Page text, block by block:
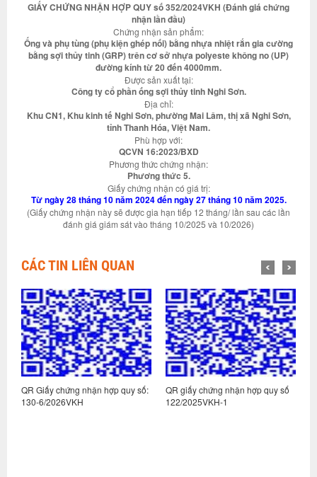
GIẤY CHỨNG NHẬN HỢP QUY số 352/2024VKH (Đánh giá chứng
nhận lần đầu)
Chứng nhận sản phẩm:
Ống và phụ tùng (phụ kiện ghép nối) bằng nhựa nhiệt rắn gia cường
bằng sợi thủy tinh (GRP) trên cơ sở nhựa polyeste không no (UP)
đường kính từ 20 đến 4000mm.
Được sản xuất tại:
Công ty cổ phần ống sợi thủy tinh Nghi Sơn.
Địa chỉ:
Khu CN1, Khu kinh tế Nghi Sơn, phường Mai Lâm, thị xã Nghi Sơn,
tỉnh Thanh Hóa, Việt Nam.
Phù hợp với:
QCVN 16:2023/BXD
Phương thức chứng nhận:
Phương thức 5.
Giấy chứng nhận có giá trị:
Từ ngày 28 tháng 10 năm 2024 đến ngày 27 tháng 10 năm 2025.
(Giấy chứng nhận này sẽ được gia hạn tiếp 12 tháng/ lần sau các lần
đánh giá giám sát vào tháng 10/2025 và 10/2026)
CÁC TIN LIÊN QUAN
QR Giấy chứng nhận hợp quy số:
130-6/2026VKH
QR giấy chứng nhận hợp quy số
122/2025VKH-1